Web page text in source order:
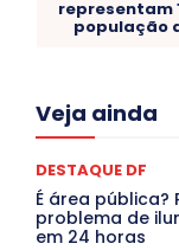
representam
população
Veja ainda
Acre
Congressuanas
Covid-19
DESTAQUE
DESTAQUE DF
É área pública?
problema de
em 24 horas